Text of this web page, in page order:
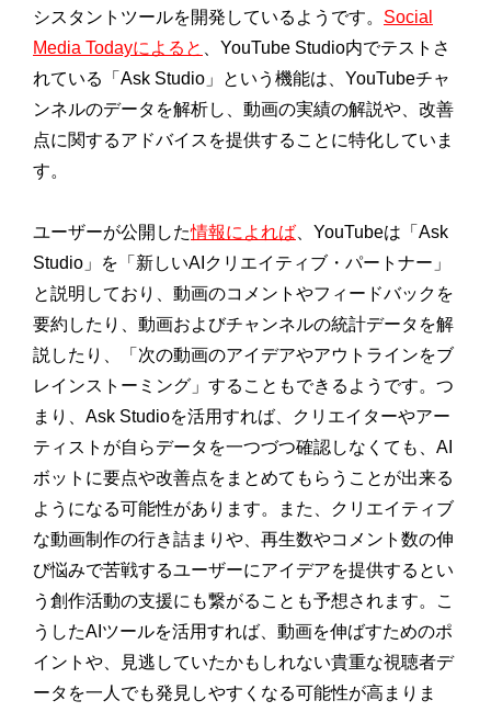
シスタントツールを開発しているようです。 Social
Media Todayによると
、YouTube Studio内でテストさ
れている「Ask Studio」という機能は、YouTubeチャ
ンネルのデータを解析し、動画の実績の解説や、改善
点に関するアドバイスを提供することに特化していま
す。
ユーザーが公開した情報によれば 、YouTubeは「Ask
Studio」を「新しいAIクリエイティブ・パートナー」
と説明しており、動画のコメントやフィードバックを
要約したり、動画およびチャンネルの統計データを解
説したり、「次の動画のアイデアやアウトラインをブ
レインストーミング」することもできるようです。つ
まり、Ask Studioを活用すれば、クリエイターやアー
ティストが自らデータを一つづつ確認しなくても、AI
ボットに要点や改善点をまとめてもらうことが出来る
ようになる可能性があります。また、クリエイティブ
な動画制作の行き詰まりや、再生数やコメント数の伸
び悩みで苦戦するユーザーにアイデアを提供するとい
う創作活動の支援にも繋がることも予想されます。こ
うしたAIツールを活用すれば、動画を伸ばすためのポ
イントや、見逃していたかもしれない貴重な視聴者デ
ータを一人でも発見しやすくなる可能性が高まりま